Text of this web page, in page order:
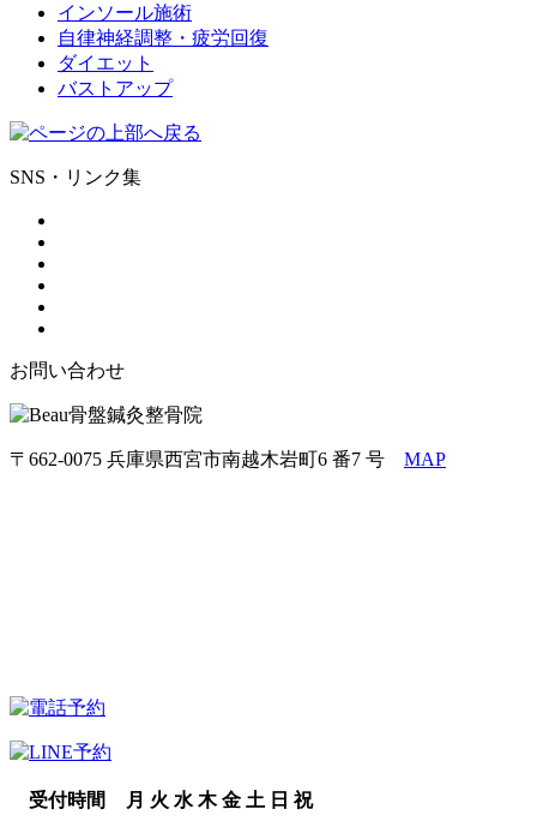
インソール施術
自律神経調整・疲労回復
ダイエット
バストアップ
SNS・リンク集
お問い合わせ
〒662-0075 兵庫県西宮市南越木岩町6 番7 号 MAP
受付時間 月 火 水 木 金 土 日 祝